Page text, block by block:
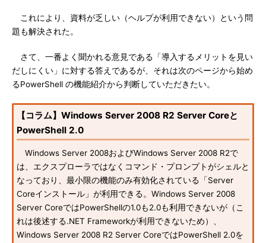
これにより、資料が乏しい（ヘルプが利用できない）という問
題も解決された。
さて、一番よく聞かれる意見である「導入するメリットを見い
だしにくい」に対する答えであるが、それは次のページから始め
るPowerShell の機能紹介から判断していただきたい。
【コラム】Windows Server 2008 R2 Server Coreと
PowerShell 2.0
Windows Server 2008およびWindows Server 2008 R2で
は、エクスプローラではなくコマンド・プロンプトがシェルと
なっており、最小限の機能のみ有効化されている「Server
Coreインストール」が利用できる。Windows Server 2008
Server CoreではPowerShellの1.0も2.0も利用できないが（こ
れは後述する.NET Frameworkが利用できないため）、
Windows Server 2008 R2 Server CoreではPowerShell 2.0を